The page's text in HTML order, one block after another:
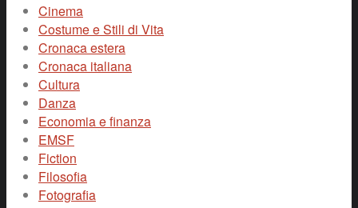
Cinema
Costume e Stili di Vita
Cronaca estera
Cronaca italiana
Cultura
Danza
Economia e finanza
EMSF
Fiction
Filosofia
Fotografia